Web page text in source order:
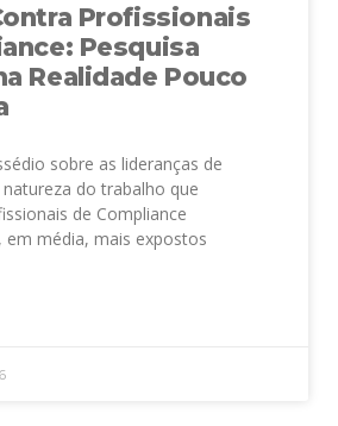
Profissionais
Pesquisa
Realidade Pouco
sobre as lideranças de
do trabalho que
de Compliance
média, mais expostos